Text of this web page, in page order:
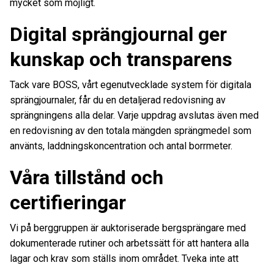
mycket som möjligt.
Digital sprängjournal ger
kunskap och transparens
Tack vare BOSS, vårt egenutvecklade system för digitala
sprängjournaler, får du en detaljerad redovisning av
sprängningens alla delar. Varje uppdrag avslutas även med
en redovisning av den totala mängden sprängmedel som
använts, laddningskoncentration och antal borrmeter.
Våra tillstånd och
certifieringar
Vi på berggruppen är auktoriserade bergsprängare med
dokumenterade rutiner och arbetssätt för att hantera alla
lagar och krav som ställs inom området. Tveka inte att